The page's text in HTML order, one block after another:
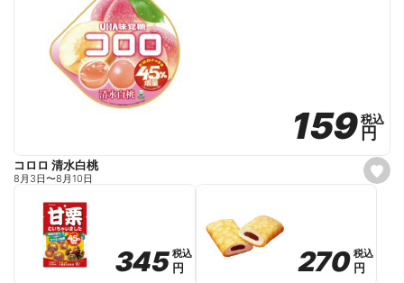
s
e
159
159税込
税込
円
円
コロロ 清水白桃
8月3日〜8月10日
345
345税込
税込
円
円
270
270 税込
税込
円
円